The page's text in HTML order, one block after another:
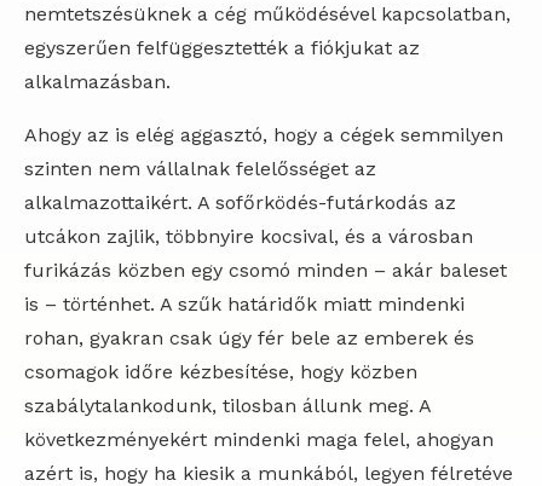
nemtetszésüknek a cég működésével kapcsolatban,
egyszerűen felfüggesztették a fiókjukat az
alkalmazásban.
Ahogy az is elég aggasztó, hogy a cégek semmilyen
szinten nem vállalnak felelősséget az
alkalmazottaikért. A sofőrködés-futárkodás az
utcákon zajlik, többnyire kocsival, és a városban
furikázás közben egy csomó minden – akár baleset
is – történhet. A szűk határidők miatt mindenki
rohan, gyakran csak úgy fér bele az emberek és
csomagok időre kézbesítése, hogy közben
szabálytalankodunk, tilosban állunk meg. A
következményekért mindenki maga felel, ahogyan
azért is, hogy ha kiesik a munkából, legyen félretéve